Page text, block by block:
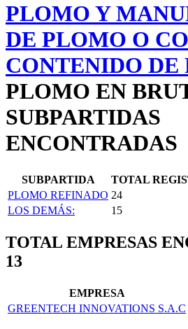
PLOMO Y
DE PLOMO O
CONTENIDO DE
PLOMO EN
SUBPARTIDAS
ENCONTRADAS
SUBPARTIDA
TOTAL
PLOMO REFINADO 24
LOS DEMÁS:
15
TOTAL EMPRESAS
13
EMPRESA
GREENTECH INNOVATIONS S.A.C